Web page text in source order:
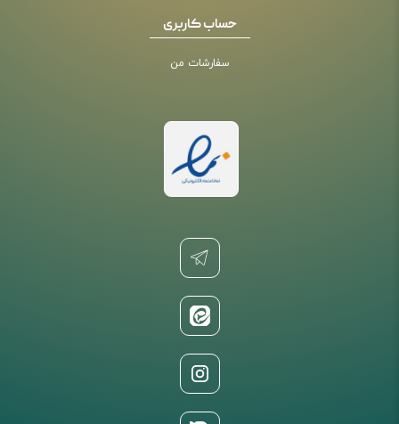
حساب کاربری
سفارشات من